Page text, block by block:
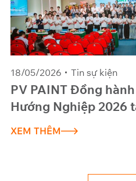
18/05/2026 Tin sự kiện
PV PAINT Đồng
Hướng Nghiệp 2026
Dầu khí Việt Nam
XEM THÊM